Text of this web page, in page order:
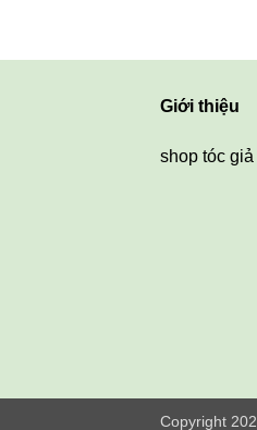
Giới thiệu
shop tóc
Copyright